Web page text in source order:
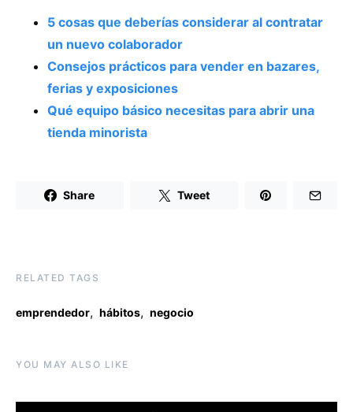
5 cosas que deberías considerar al contratar
un nuevo colaborador
Consejos prácticos para vender en bazares,
ferias y exposiciones
Qué equipo básico necesitas para abrir una
tienda minorista
Share Tweet
RELATED TAGS
emprendedor, hábitos, negocio
YOU MAY ALSO LIKE